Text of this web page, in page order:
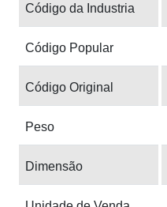
Código da Industria
Código Popular
Código Original
Peso
Dimensão